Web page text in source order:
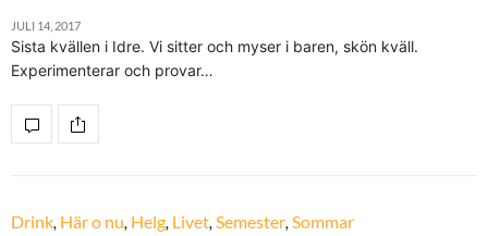
JULI 14, 2017
Sista kvällen i Idre. Vi sitter och myser i baren, skön kväll.
Experimenterar och provar…
Drink, Här o nu, Helg, Livet,Semester,Sommar